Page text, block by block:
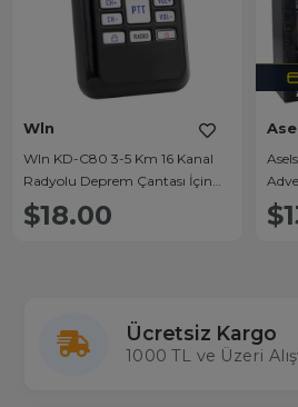
Wln
Wln KD-C80 3-5 Km 16 Kanal
Radyolu Deprem Çantası İçin
Mini Telsiz
$18.00
Ücretsiz Kargo
1000 TL ve Üzeri